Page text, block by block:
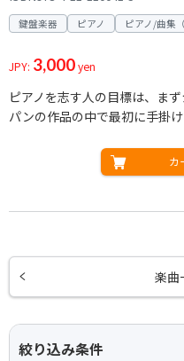
鍵盤楽器 ピアノ ピアノ/曲集
JPY: 3,000yen
ピアノを志す人の目標は、ま
パンの作品の中で最初に手掛
カ
楽曲
絞り込み条件